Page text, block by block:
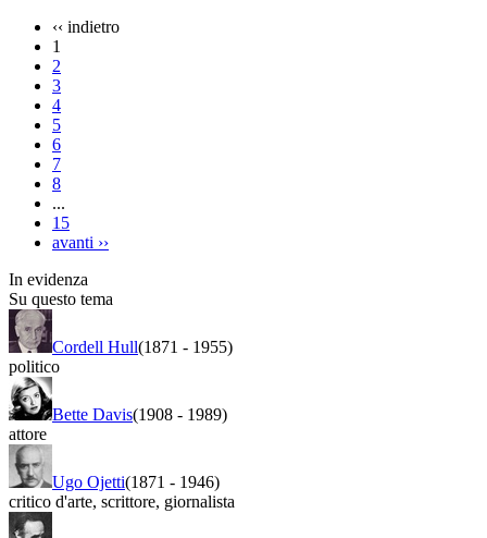
‹‹ indietro
1
2
3
4
5
6
7
8
...
15
avanti ››
In evidenza
Su questo tema
Cordell Hull(1871 - 1955)
politico
Bette Davis(1908 - 1989)
attore
Ugo Ojetti(1871 - 1946)
critico d'arte, scrittore, giornalista